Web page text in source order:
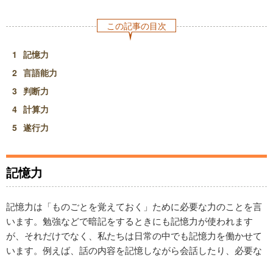
この記事の目次
記憶力
言語能力
判断力
計算力
遂行力
記憶力
記憶力は「ものごとを覚えておく」ために必要な力のことを言
います。勉強などで暗記をするときにも記憶力が使われます
が、それだけでなく、私たちは日常の中でも記憶力を働かせて
います。例えば、話の内容を記憶しながら会話したり、必要な